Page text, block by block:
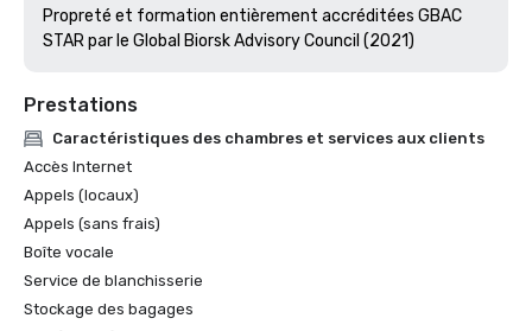
Propreté et formation entièrement accréditées GBAC
STAR par le Global Biorsk Advisory Council (2021)
Prestations
Caractéristiques des chambres et services aux clients
Accès Internet
Appels (locaux)
Appels (sans frais)
Boîte vocale
Service de blanchisserie
Stockage des bagages